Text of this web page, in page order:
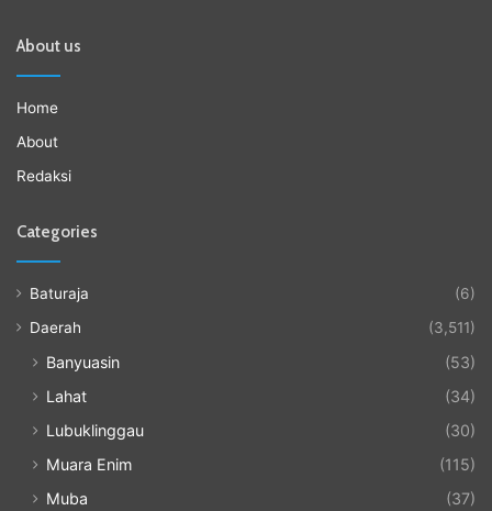
About us
Home
About
Redaksi
Categories
Baturaja
(6)
Daerah
(3,511)
Banyuasin
(53)
Lahat
(34)
Lubuklinggau
(30)
Muara Enim
(115)
Muba
(37)